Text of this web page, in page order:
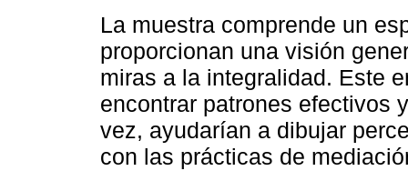
La muestra comprende un
proporcionan una visión
miras a la integralidad. Este
encontrar patrones efectivos
vez, ayudarían a dibujar
con las prácticas de